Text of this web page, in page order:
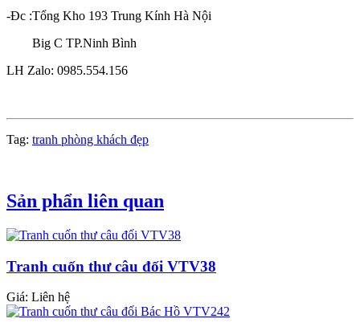
-Đc :Tổng Kho 193 Trung Kính Hà Nội
Big C TP.Ninh Bình
LH Zalo: 0985.554.156
Tag: tranh phòng khách đẹp
Sản phẩn liên quan
Tranh cuốn thư câu đối VTV38
Giá: Liên hệ